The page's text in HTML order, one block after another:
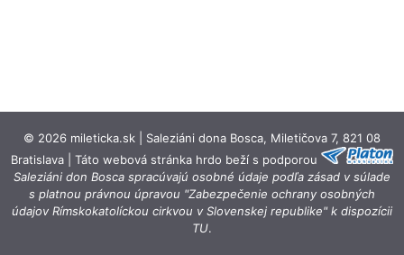
© 2026 mileticka.sk | Saleziáni dona Bosca, Miletičova 7, 821 08
Bratislava | Táto webová stránka hrdo beží s podporou
Saleziáni don Bosca spracúvajú osobné údaje podľa zásad v súlade
s platnou právnou úpravou "Zabezpečenie ochrany osobných
údajov Rímskokatolíckou cirkvou v Slovenskej republike" k dispozícii
TU.